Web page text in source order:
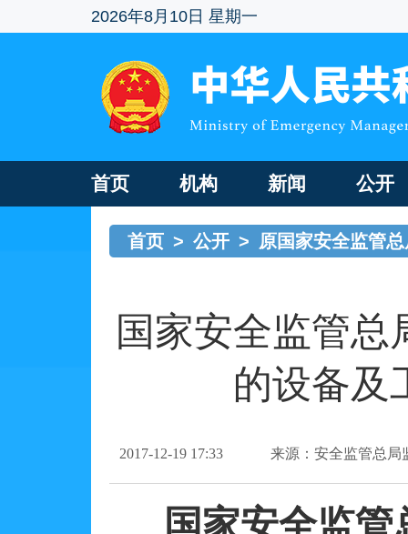
2026年8月10日 星期一
首页 机构 新闻 公开
首页 > 公开 > 原国家安全监管
国家安全监管
的设备及
2017-12-19 17:33 来源：安全监管总局
国家安全监